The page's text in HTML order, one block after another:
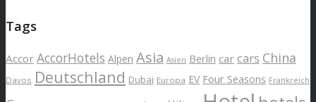
Tags
Accor AccorHotels Alpen Asia Asien Berlin car cars China
Davos Deutschland Dubai Europa EV Four Seasons Frankreich